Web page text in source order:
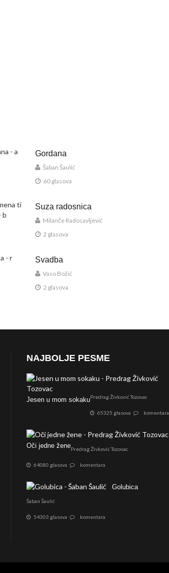
Gordana
Šaban Šaulić
60 glasova
Suza radosnica
Milanče Radosavljević
2 glasova
Svadba
Vaso Božić
2 glasova
NAJBOLJE PESME
Jesen u mom sokakuPredrag Živković Tozovac
65325 glasova komentara
Oči jedne ženePredrag Živković Tozovac
64080 glasova komentara
Golubica
Šaban Šaulić
54303 glasova komentara